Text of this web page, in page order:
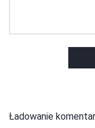
Ładowanie